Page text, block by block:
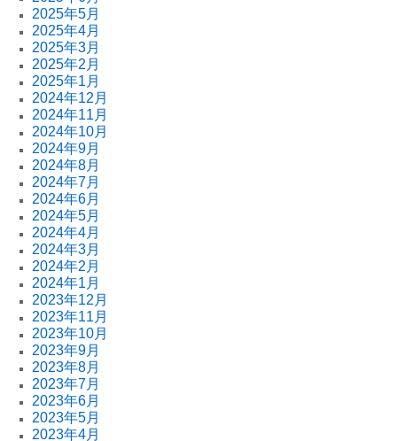
2025年5月
2025年4月
2025年3月
2025年2月
2025年1月
2024年12月
2024年11月
2024年10月
2024年9月
2024年8月
2024年7月
2024年6月
2024年5月
2024年4月
2024年3月
2024年2月
2024年1月
2023年12月
2023年11月
2023年10月
2023年9月
2023年8月
2023年7月
2023年6月
2023年5月
2023年4月